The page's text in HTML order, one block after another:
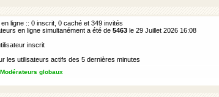
ligne :: 0 inscrit, 0 caché et 349 invités
en ligne simultanément a été de 5463 le 29 Juillet 2026 16:08
inscrit
les utilisateurs actifs des 5 dernières minutes
Modérateurs globaux